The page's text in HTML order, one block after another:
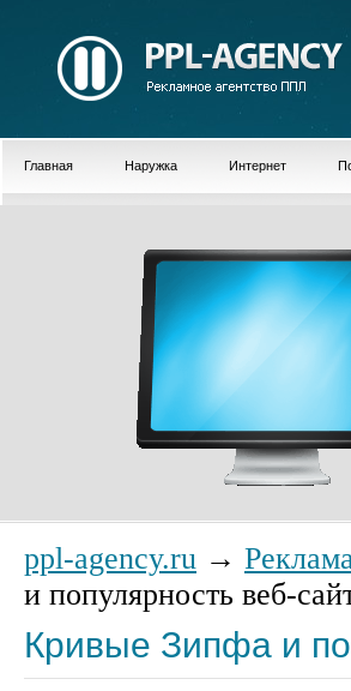
Главная Наружка Интернет
ppl-agency.ru →
и популярность веб-
Кривые Зипфа и